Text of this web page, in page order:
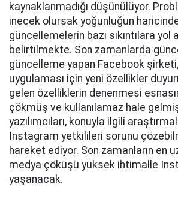
kaynaklanmadığı düşünülüyor.
inecek olursak yoğunluğun
güncellemelerin bazı sıkıntılara yol
belirtilmekte. Son zamanlarda
güncelleme yapan Facebook
uygulaması için yeni özellikler
gelen özelliklerin denenmesi
çökmüş ve kullanılamaz hale
yazılımcıları, konuyla ilgili
Instagram yetkilileri sorunu
hareket ediyor. Son zamanların en
medya çöküşü yüksek ihtimalle
yaşanacak.